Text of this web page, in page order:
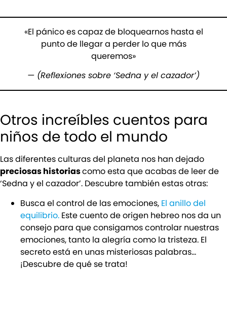
«El pánico es capaz de bloquearnos hasta el
punto de llegar a perder lo que más
queremos»
— (Reflexiones sobre ‘Sedna y el cazador’)
Otros increíbles cuentos para
niños de todo el mundo
Las diferentes culturas del planeta nos han dejado
preciosas historiascomo esta que acabas de leer de
‘Sedna y el cazador’. Descubre también estas otras:
Busca el control de las emociones, El anillo del
equilibrio. Este cuento de origen hebreo nos da un
consejo para que consigamos controlar nuestras
emociones, tanto la alegría como la tristeza. El
secreto está en unas misteriosas palabras…
¡Descubre de qué se trata!